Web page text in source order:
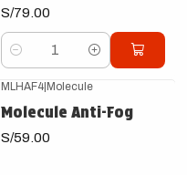
S/79.00
Cantidad
MLHAF4 Molecule
Molecule Anti-Fog
S/59.00